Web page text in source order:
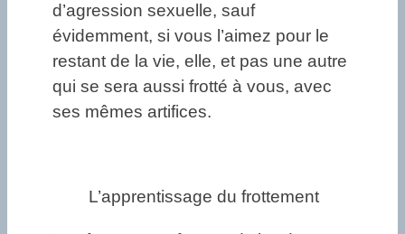
d’agression sexuelle, sauf
évidemment, si vous l’aimez pour le
restant de la vie, elle, et pas une autre
qui se sera aussi frotté à vous, avec
ses mêmes artifices.
L’apprentissage du frottement